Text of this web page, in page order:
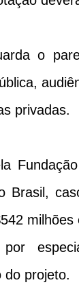
o
privadas.
Brasil,
por
do projeto.